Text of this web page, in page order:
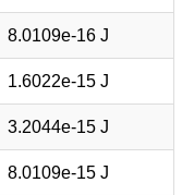
8.0109e-16 J
1.6022e-15 J
3.2044e-15 J
8.0109e-15 J